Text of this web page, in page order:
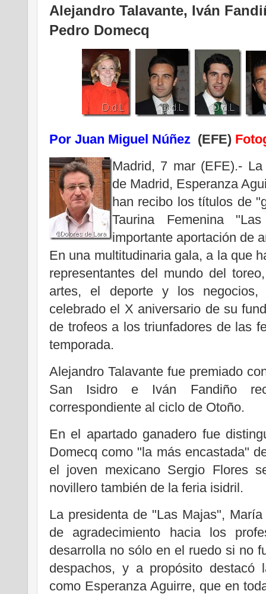
Alejandro Talavante, Iván
Pedro Domecq
Por Juan Miguel Núñez (EFE)
Madrid, 7 mar (EFE).-
de Madrid, Esperanza
han recibo los títulos de
Taurina Femenina
importante aportación de
En una multitudinaria gala, a la que
representantes del mundo del
artes, el deporte y los
celebrado el X aniversario de su
de trofeos a los triunfadores de las
temporada.
Alejandro Talavante fue premiado
San Isidro e Iván Fandiño
correspondiente al ciclo de Otoño.
En el apartado ganadero fue
Domecq como "la más encastada"
el joven mexicano Sergio Flores
novillero también de la feria isidril.
La presidenta de "Las Majas",
de agradecimiento hacia los
desarrolla no sólo en el ruedo si no
despachos, y a propósito destacó
como Esperanza Aguirre, que en